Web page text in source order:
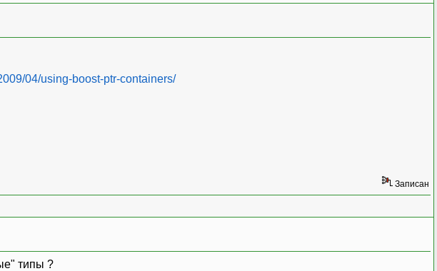
04/using-boost-ptr-containers/
Записан
типы ?